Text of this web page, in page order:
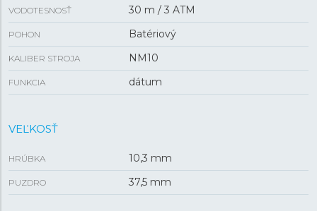
VODOTESNOSŤ 30 m / 3 ATM
POHON Batériový
KALIBER STROJA NM10
FUNKCIA dátum
VEĽKOSŤ
HRÚBKA 10,3 mm
PUZDRO 37,5 mm